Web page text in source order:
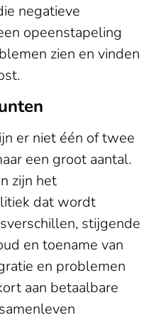
negatieve
opeenstapeling
zien en vinden
er niet één of twee
een groot aantal.
zijn het
dat wordt
stijgende
en toename van
en problemen
aan betaalbare